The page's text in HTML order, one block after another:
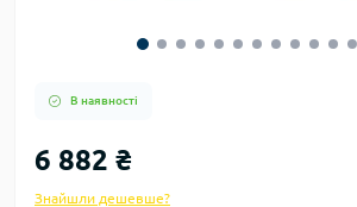
В наявності
6 882 ₴
Знайшли дешевше?